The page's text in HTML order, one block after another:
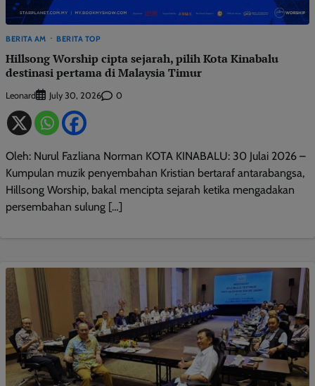
BERITA AM BERITA TOP
Hillsong Worship cipta sejarah, pilih Kota Kinabalu
destinasi pertama di Malaysia Timur
Leonard July 30, 2026 0
Oleh: Nurul Fazliana Norman KOTA KINABALU: 30 Julai 2026 –
Kumpulan muzik penyembahan Kristian bertaraf antarabangsa,
Hillsong Worship, bakal mencipta sejarah ketika mengadakan
persembahan sulung […]